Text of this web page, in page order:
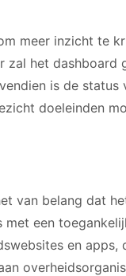
meer inzicht te
het
is de
doeleinden
van belang dat
een
en